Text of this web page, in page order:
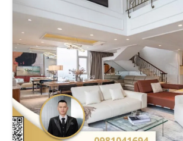
USD/tháng. Các chi phí
tháng bao gồm phí quản
50,000 VNĐ/m²), phí gửi
và các dịch vụ bổ sung
tính riêng theo nhu cầu
tế của khách thuê.
Tôi là Trương Tài Năng, CEO của